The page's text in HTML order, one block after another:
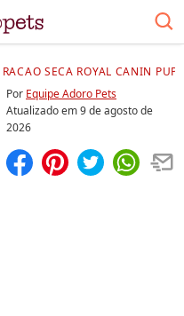
RACAO SECA ROYAL CANIN
Por Equipe Adoro Pets
Atualizado em9 de agosto de
2026